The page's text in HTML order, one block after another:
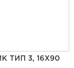
ТИП 3, 16Х90